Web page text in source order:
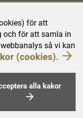
för att
och för att samla in
så vi kan
(cookies).
alla kakor